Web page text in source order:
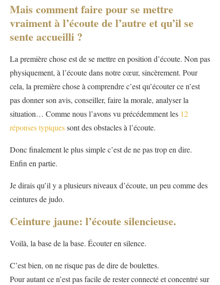
Mais comment faire pour se mettre
vraiment à l’écoute de l’autre et qu’il se
sente accueilli ?
La première chose est de se mettre en position d’écoute. Non pas
physiquement, à l’écoute dans notre cœur, sincèrement. Pour
cela, la première chose à comprendre c’est qu’écouter ce n’est
pas donner son avis, conseiller, faire la morale, analyser la
situation… Comme nous l’avons vu précédemment les 12
réponses typiquessont des obstacles à l’écoute.
Donc finalement le plus simple c’est de ne pas trop en dire.
Enfin en partie.
Je dirais qu’il y a plusieurs niveaux d’écoute, un peu comme des
ceintures de judo.
Ceinture jaune: l’écoute silencieuse.
Voilà, la base de la base. Écouter en silence.
C’est bien, on ne risque pas de dire de boulettes.
Pour autant ce n’est pas facile de rester connecté et concentré sur